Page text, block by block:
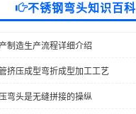
不锈钢弯头知识百科
制造生产流程详细介绍
挤压成型弯折成型加工工艺
弯头是无缝拼接的操纵